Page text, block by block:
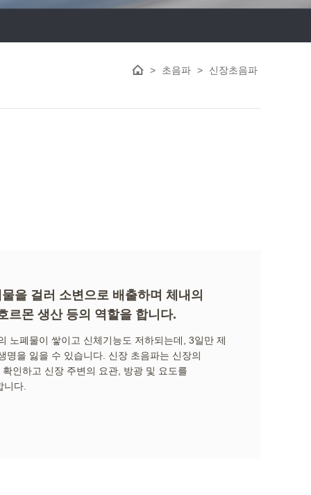
> 초음파 > 신장초음파
을 걸러 소변으로 배출하며 체내의
르몬 생산 등의 역할을 합니다.
노폐물이 쌓이고 신체기능도 저하되는데, 3일만 제
명을 잃을 수 있습니다. 신장 초음파는 신장의
인하고 신장 주변의 요관, 방광 및 요도를
다.